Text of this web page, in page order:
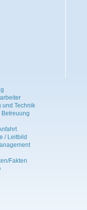
und Technik
Betreuung
/ Leitbild
Fakten